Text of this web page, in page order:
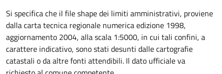
Si specifica che il file shape dei limiti amministrativi, proviene
dalla carta tecnica regionale numerica edizione 1998,
aggiornamento 2004, alla scala 1:5000, in cui tali confini, a
carattere indicativo, sono stati desunti dalle cartografie
catastali o da altre fonti attendibili. Il dato ufficiale va